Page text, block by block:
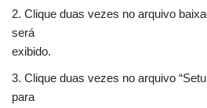
2. Clique duas vezes no arquivo
será
exibido.
3. Clique duas vezes no arquivo
para